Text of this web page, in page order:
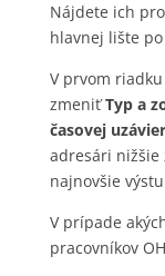
Nájdete ich
hlavnej lište
V prvom
zmeniťTyp a
časovej
adresári nižšie
najnovšie
V prípade
pracovníkov